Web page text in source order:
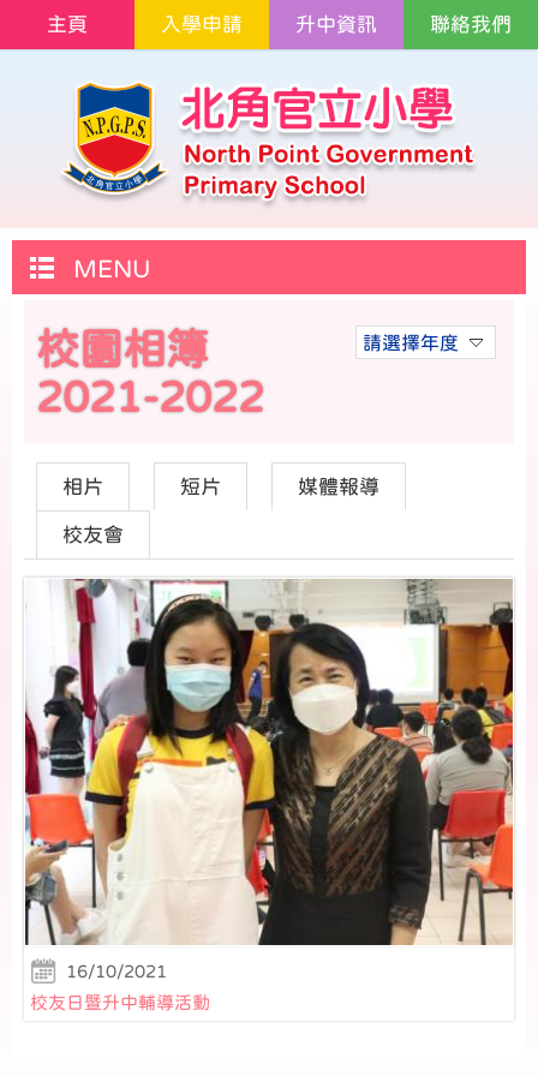
主頁 入學申請 升中資訊 聯絡我們
MENU
請選擇年度
校園相簿
2021-2022
相片 短片 媒體報導
校友會
16/10/2021
校友日暨升中輔導活動